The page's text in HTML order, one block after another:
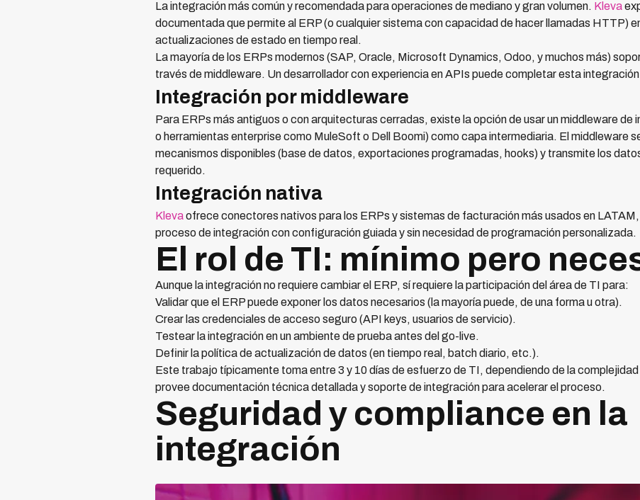
La integración más común y recomendada para operaciones de mediano y gran volumen. Kleva
documentada que permite al ERP (o cualquier sistema con capacidad de hacer llamadas HTTP)
actualizaciones de estado en tiempo real.
La mayoría de los ERPs modernos (SAP, Oracle, Microsoft Dynamics, Odoo, y muchos más)
través de middleware. Un desarrollador con experiencia en APIs puede completar esta
Integración por middleware
Para ERPs más antiguos o con arquitecturas cerradas, existe la opción de usar un middleware de
o herramientas enterprise como MuleSoft o Dell Boomi) como capa intermediaria. El middleware
mecanismos disponibles (base de datos, exportaciones programadas, hooks) y transmite los
requerido.
Integración nativa
Klevaofrece conectores nativos para los ERPs y sistemas de facturación más usados en LATAM,
proceso de integración con configuración guiada y sin necesidad de programación personalizada.
El rol de TI: mínimo pero
Aunque la integración no requiere cambiar el ERP, sí requiere la participación del área de TI para:
Validar que el ERP puede exponer los datos necesarios (la mayoría puede, de una forma u otra).
Crear las credenciales de acceso seguro (API keys, usuarios de servicio).
Testear la integración en un ambiente de prueba antes del go-live.
Definir la política de actualización de datos (en tiempo real, batch diario, etc.).
Este trabajo típicamente toma entre 3 y 10 días de esfuerzo de TI, dependiendo de la
provee documentación técnica detallada y soporte de integración para acelerar el proceso.
Seguridad y compliance en la
integración